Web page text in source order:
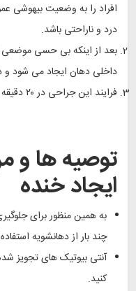
افراد را به وضعیت بیهوشی
درد و ناراحتی باشد.
بعد از اینکه بی حسی
داخلی دهان ایجاد می شود و
فرایند این جراحی در ۲۰ دقیقه قابل انجام است.
توصیه ها و
ایجاد خنده
به همین منظور برای
چند بار از دهانشویه
آنتی بیوتیک های تجویز
کنید.